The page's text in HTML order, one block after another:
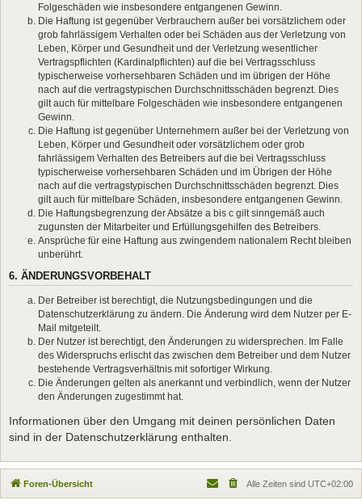
Folgeschäden wie insbesondere entgangenen Gewinn.
Die Haftung ist gegenüber Verbrauchern außer bei vorsätzlichem oder
grob fahrlässigem Verhalten oder bei Schäden aus der Verletzung von
Leben, Körper und Gesundheit und der Verletzung wesentlicher
Vertragspflichten (Kardinalpflichten) auf die bei Vertragsschluss
typischerweise vorhersehbaren Schäden und im übrigen der Höhe
nach auf die vertragstypischen Durchschnittsschäden begrenzt. Dies
gilt auch für mittelbare Folgeschäden wie insbesondere entgangenen
Gewinn.
Die Haftung ist gegenüber Unternehmern außer bei der Verletzung von
Leben, Körper und Gesundheit oder vorsätzlichem oder grob
fahrlässigem Verhalten des Betreibers auf die bei Vertragsschluss
typischerweise vorhersehbaren Schäden und im Übrigen der Höhe
nach auf die vertragstypischen Durchschnittsschäden begrenzt. Dies
gilt auch für mittelbare Schäden, insbesondere entgangenen Gewinn.
Die Haftungsbegrenzung der Absätze a bis c gilt sinngemäß auch
zugunsten der Mitarbeiter und Erfüllungsgehilfen des Betreibers.
Ansprüche für eine Haftung aus zwingendem nationalem Recht bleiben
unberührt.
6. ÄNDERUNGSVORBEHALT
Der Betreiber ist berechtigt, die Nutzungsbedingungen und die
Datenschutzerklärung zu ändern. Die Änderung wird dem Nutzer per E-
Mail mitgeteilt.
Der Nutzer ist berechtigt, den Änderungen zu widersprechen. Im Falle
des Widerspruchs erlischt das zwischen dem Betreiber und dem Nutzer
bestehende Vertragsverhältnis mit sofortiger Wirkung.
Die Änderungen gelten als anerkannt und verbindlich, wenn der Nutzer
den Änderungen zugestimmt hat.
Informationen über den Umgang mit deinen persönlichen Daten
sind in der Datenschutzerklärung enthalten.
Foren-Übersicht Alle Zeiten sind UTC+02:00